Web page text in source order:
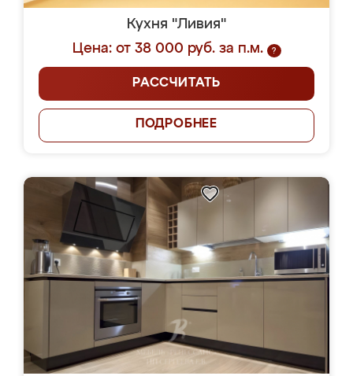
Кухня "Ливия"
Цена: от 38 000 руб. за п.м.
?
РАССЧИТАТЬ
ПОДРОБНЕЕ